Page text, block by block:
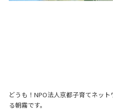
どうも！NPO法人京都子育てネッ
る朝霧です。